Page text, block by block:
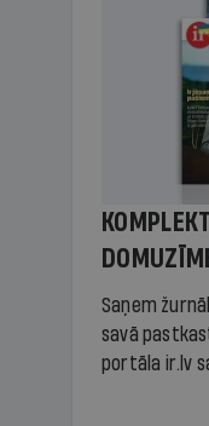
Saņem
savā
portāla ir.lv